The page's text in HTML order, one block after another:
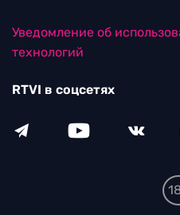
Уведомление об
технологий
RTVI в соцсетях